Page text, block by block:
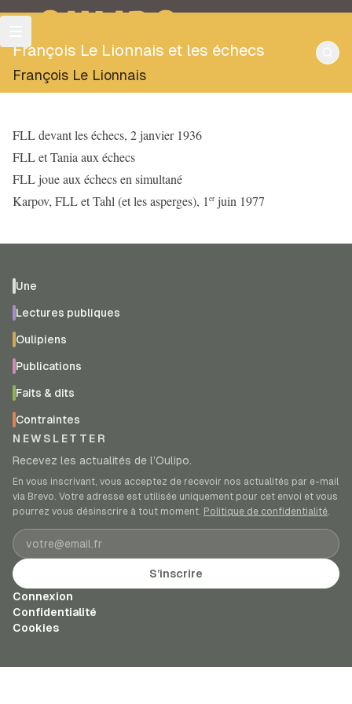
OULIPO
François Le Lionnais et les échecs
François Le Lionnais
FLL devant les échecs, 2 janvier 1936
FLL et Tania aux échecs
FLL joue aux échecs en simultané
Karpov, FLL et Tahl (et les asperges), 1 er juin 1977
Une
Lectures publiques
Oulipiens
Publications
Faits & dits
Contraintes
NEWSLETTER
Recevez les actualités de l’Oulipo.
En vous inscrivant, vous acceptez de recevoir nos actualités par e-mail
via Brevo. Votre adresse est utilisée uniquement pour cet envoi et vous
pourrez vous désinscrire à tout moment. Politique de confidentialité.
Adresse e-mail
S’inscrire
Connexion
Confidentialité
Cookies